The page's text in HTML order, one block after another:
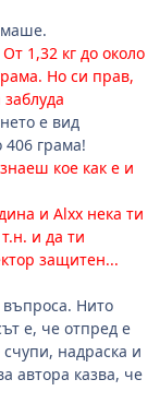
1,32 кг до около
Но си прав,
е вид
406 грама!
кое как е и
и Alxx нека ти
и да ти
защитен...
въпроса. Нито
е, че отпред е
надраска и
автора казва, че